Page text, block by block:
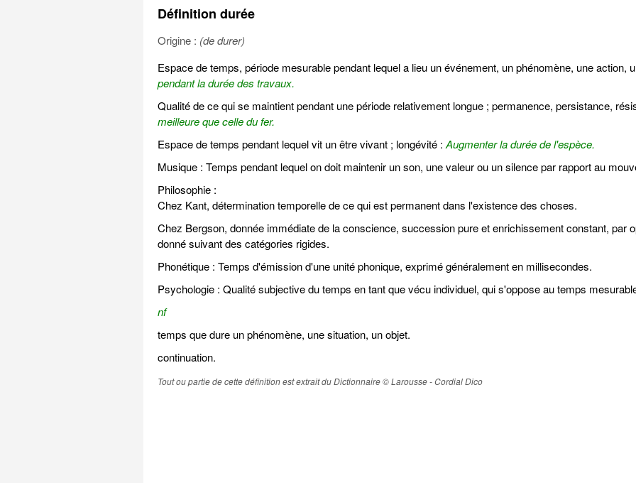
Définition durée
Origine : (de durer)
Espace de temps, période mesurable pendant lequel a lieu un événement, un phénomène, une action,
pendant la durée des travaux.
Qualité de ce qui se maintient pendant une période relativement longue ; permanence, persistance,
meilleure que celle du fer.
Espace de temps pendant lequel vit un être vivant ; longévité : Augmenter la durée de l'espèce.
Musique : Temps pendant lequel on doit maintenir un son, une valeur ou un silence par rapport au
Philosophie :
Chez Kant, détermination temporelle de ce qui est permanent dans l'existence des choses.
Chez Bergson, donnée immédiate de la conscience, succession pure et enrichissement constant, par
donné suivant des catégories rigides.
Phonétique : Temps d'émission d'une unité phonique, exprimé généralement en millisecondes.
Psychologie : Qualité subjective du temps en tant que vécu individuel, qui s'oppose au temps
nf
temps que dure un phénomène, une situation, un objet.
continuation.
Tout ou partie de cette définition est extrait du Dictionnaire © Larousse - Cordial Dico